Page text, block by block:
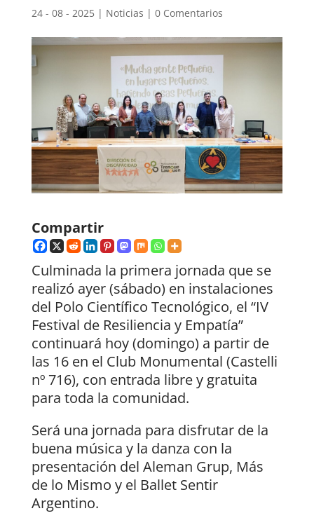
24 - 08 - 2025| Noticias | 0 Comentarios
Compartir
Culminada la primera jornada que se
realizó ayer (sábado) en instalaciones
del Polo Científico Tecnológico, el “IV
Festival de Resiliencia y Empatía”
continuará hoy (domingo) a partir de
las 16 en el Club Monumental (Castelli
nº 716), con entrada libre y gratuita
para toda la comunidad.
Será una jornada para disfrutar de la
buena música y la danza con la
presentación del Aleman Grup, Más
de lo Mismo y el Ballet Sentir
Argentino.